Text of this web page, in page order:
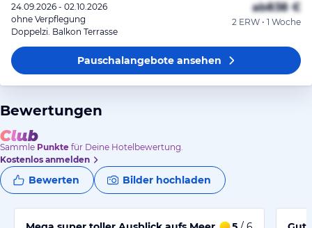
24.09.2026 - 02.10.2026
ohne Verpflegung
Doppelzi. Balkon Terrasse
ab838 €
2 ERW • 1 Woche
Pauschalangeboteansehen
Bewertungen
Sammle Punkte für Deine Hotelbewertung.
Kostenlos anmelden
Bewerten Bilder hochladen